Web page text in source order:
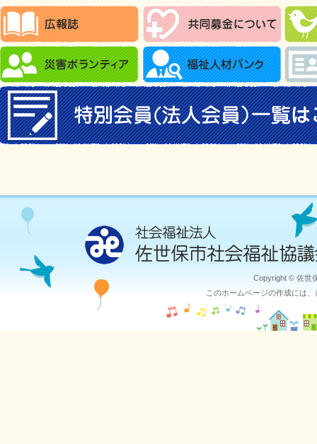
Copyright © 佐世
このホームページの作成には